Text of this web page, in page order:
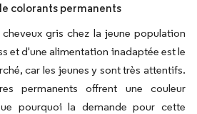
colorants permanents
gris chez la jeune population
et d'une alimentation inadaptée est le
car les jeunes y sont très attentifs.
permanents offrent une couleur
pourquoi la demande pour cette